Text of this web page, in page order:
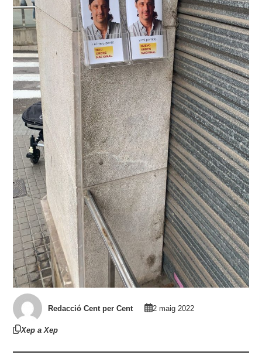
Redacció Cent per Cent 2 maig 2022
Xep a Xep